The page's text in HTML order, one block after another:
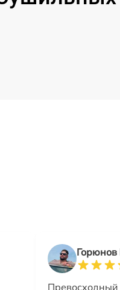
Горюнов
Превосходный